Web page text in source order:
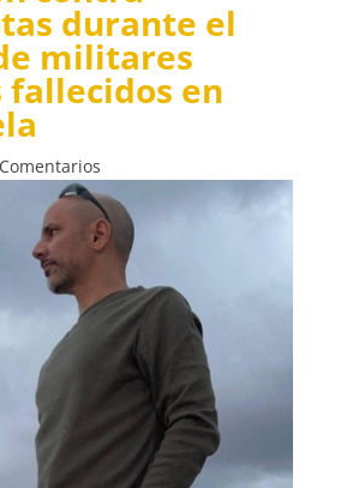
durante el
militares
fallecidos en